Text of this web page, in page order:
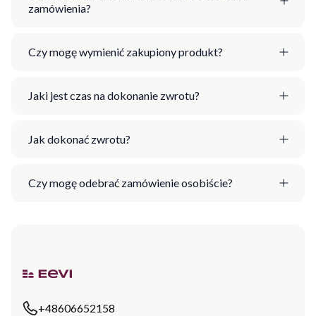
zamówienia?
Czy mogę wymienić zakupiony produkt?
Jaki jest czas na dokonanie zwrotu?
Jak dokonać zwrotu?
Czy mogę odebrać zamówienie osobiście?
+48606652158